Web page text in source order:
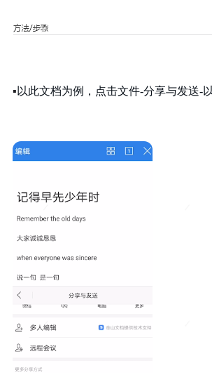
▪以此文档为例，点击文件-分享与发送-